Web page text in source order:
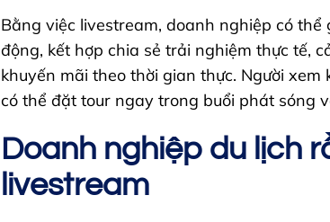
Bằng việc livestream, doanh nghiệp có
động, kết hợp chia sẻ trải nghiệm thực tế,
khuyến mãi theo thời gian thực. Người
có thể đặt tour ngay trong buổi phát sóng
Doanh nghiệp du lịch
livestream